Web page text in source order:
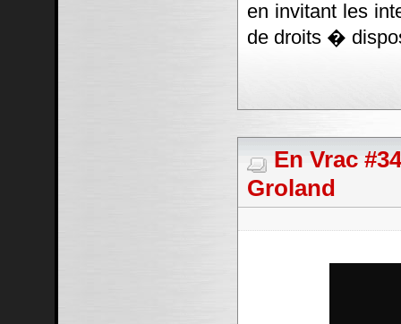
en invitant les
de droits �
En Vrac
Groland